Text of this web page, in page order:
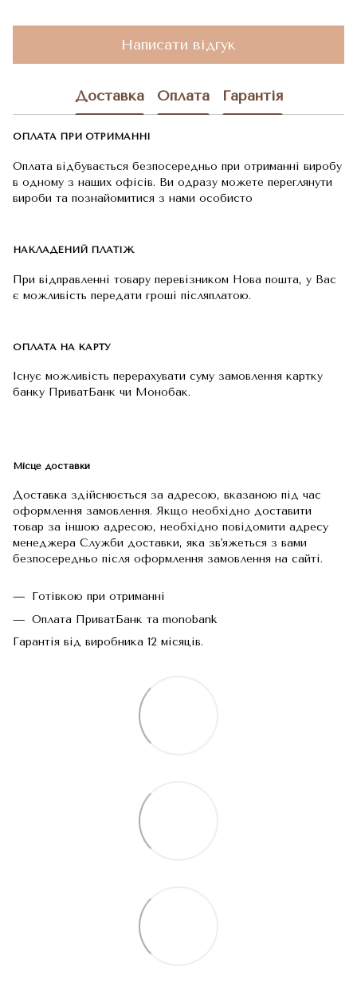
Написати відгук
Доставка Оплата Гарантія
ОПЛАТА ПРИ ОТРИМАННІ
Оплата відбувається безпосередньо при отриманні виробу
в одному з наших офісів. Ви одразу можете переглянути
вироби та познайомитися з нами особисто
НАКЛАДЕНИЙ ПЛАТІЖ
При відправленні товару перевізником Нова пошта, у Вас
є можливість передати гроші післяплатою.
ОПЛАТА НА КАРТУ
Існує можливість перерахувати суму замовлення картку
банку ПриватБанк чи Монобак.
Місце доставки
Доставка здійснюється за адресою, вказаною під час
оформлення замовлення. Якщо необхідно доставити
товар за іншою адресою, необхідно повідомити адресу
менеджера Служби доставки, яка зв'яжеться з вами
безпосередньо після оформлення замовлення на сайті.
Готівкою при отриманні
Оплата ПриватБанк та monobank
Гарантія від виробника 12 місяців.